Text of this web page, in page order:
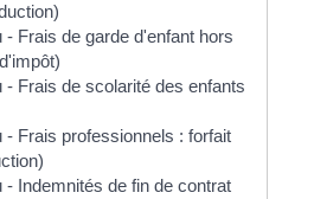
- Frais de garde d'enfant hors
- Frais de scolarité des enfants
- Frais professionnels : forfait
- Indemnités de fin de contrat